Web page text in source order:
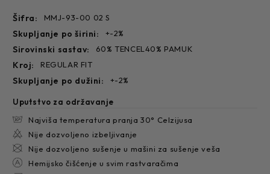
Šifra: MMJ-93-00 02 S
sirovinski sastav: 60% TENCEL40% PAMUK
kroj: REGULAR FIT
Najviša temperatura pranja 30° Celzijusa
Nije dozvoljeno sušenje u mašini za sušenje veša
Hemijsko čišćenje u svim rastvaračima
Nije dozvoljeno izbeljivanje
skupljanje po dužini: +-2%
skupljanje po širini: +-2%
Uputstvo za održavanje